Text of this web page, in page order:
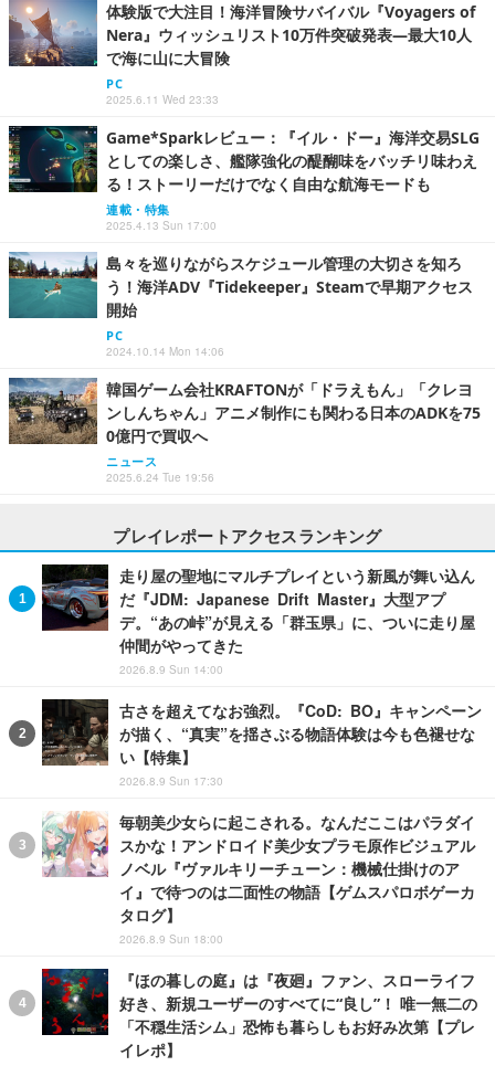
体験版で大注目！海洋冒険サバイバル『Voyagers of
Nera』ウィッシュリスト10万件突破発表―最大10人
で海に山に大冒険
PC
2025.6.11 Wed 23:33
Game*Sparkレビュー：『イル・ドー』海洋交易SLG
としての楽しさ、艦隊強化の醍醐味をバッチリ味わえ
る！ストーリーだけでなく自由な航海モードも
連載・特集
2025.4.13 Sun 17:00
島々を巡りながらスケジュール管理の大切さを知ろ
う！海洋ADV『Tidekeeper』Steamで早期アクセス
開始
PC
2024.10.14 Mon 14:06
韓国ゲーム会社KRAFTONが「ドラえもん」「クレヨ
ンしんちゃん」アニメ制作にも関わる日本のADKを75
0億円で買収へ
ニュース
2025.6.24 Tue 19:56
プレイレポートアクセスランキング
走り屋の聖地にマルチプレイという新風が舞い込ん
だ『JDM: Japanese Drift Master』大型アプ
デ。“あの峠”が見える「群玉県」に、ついに走り屋
仲間がやってきた
2026.8.9 Sun 14:00
古さを超えてなお強烈。『CoD: BO』キャンペーン
が描く、“真実”を揺さぶる物語体験は今も色褪せな
い【特集】
2026.8.9 Sun 17:30
毎朝美少女らに起こされる。なんだここはパラダイ
スかな！アンドロイド美少女プラモ原作ビジュアル
ノベル『ヴァルキリーチューン：機械仕掛けのア
イ』で待つのは二面性の物語【ゲムスパロボゲーカ
タログ】
2026.8.9 Sun 18:00
『ほの暮しの庭』は『夜廻』ファン、スローライフ
好き、新規ユーザーのすべてに“良し”！ 唯一無二の
「不穏生活シム」恐怖も暮らしもお好み次第【プレ
イレポ】